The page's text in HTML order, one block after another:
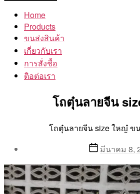
Home
Products
ขนส่งสินค้า
เกี่ยวกับเรา
การสั่งชื้อ
ติอต่อเรา
โถตุ๋นลายจีน
โถตุ๋นลายจีน size ใหญ๋ ข
By
Aea
Postมีนาคม 8,